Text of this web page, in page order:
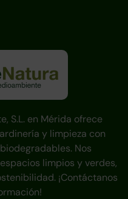
S.L. en Mérida ofrece
y limpieza con
Nos
limpios y verdes,
¡Contáctanos